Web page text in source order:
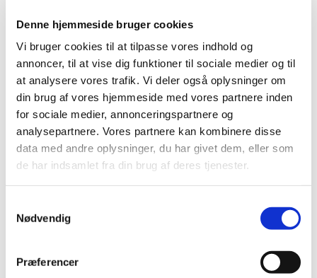
Denne hjemmeside bruger cookies
Vi bruger cookies til at tilpasse vores indhold og
annoncer, til at vise dig funktioner til sociale medier og til
at analysere vores trafik. Vi deler også oplysninger om
din brug af vores hjemmeside med vores partnere inden
for sociale medier, annonceringspartnere og
analysepartnere. Vores partnere kan kombinere disse
data med andre oplysninger, du har givet dem, eller som
de har indsamlet fra din brug af deres tjenester.
Nødvendig
Præferencer
Alle (2506)
TID
2026 (84)
2025 (158)
2024 (224)
2023 (195)
2022 (197)
november (19)
september (13)